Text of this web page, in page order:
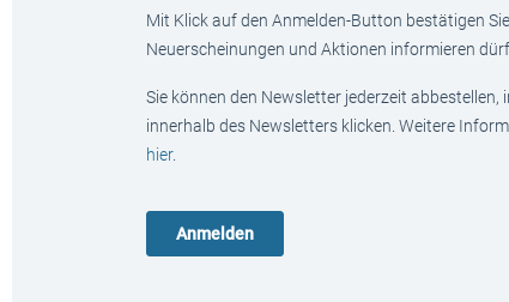
Mit Klick auf den Anmelden-Button bestätigen
Neuerscheinungen und Aktionen informieren
Sie können den Newsletter jederzeit abbestellen,
innerhalb des Newsletters klicken. Weitere
hier.